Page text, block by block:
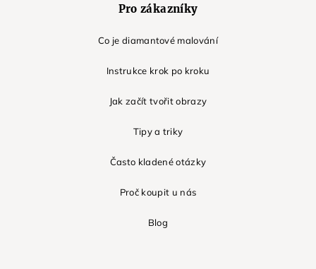
Pro zákazníky
Co je diamantové malování
Instrukce krok po kroku
Jak začít tvořit obrazy
Tipy a triky
Často kladené otázky
Proč koupit u nás
Blog